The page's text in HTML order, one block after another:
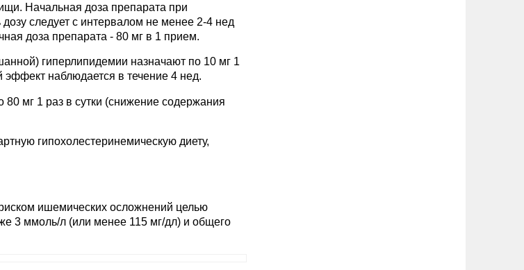
Начальная доза препарата при
следует с интервалом не менее 2-4 нед
доза препарата - 80 мг в 1 прием.
гиперлипидемии назначают по 10 мг 1
наблюдается в течение 4 нед.
мг 1 раз в сутки (снижение содержания
гипохолестеринемическую диету,
ишемических осложнений целью
3 ммоль/л (или менее 115 мг/дл) и общего